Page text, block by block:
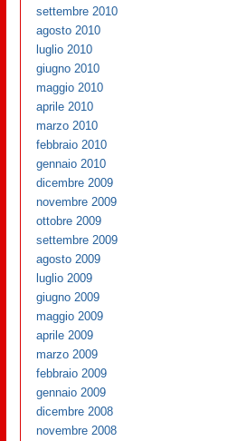
settembre 2010
agosto 2010
luglio 2010
giugno 2010
maggio 2010
aprile 2010
marzo 2010
febbraio 2010
gennaio 2010
dicembre 2009
novembre 2009
ottobre 2009
settembre 2009
agosto 2009
luglio 2009
giugno 2009
maggio 2009
aprile 2009
marzo 2009
febbraio 2009
gennaio 2009
dicembre 2008
novembre 2008